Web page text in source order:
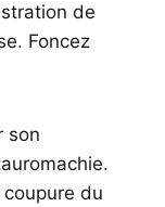
de
Foncez
son
du